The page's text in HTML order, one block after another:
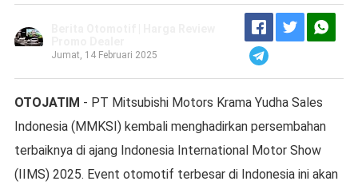
Jumat, 14 Februari 2025
OTOJATIM - PT Mitsubishi Motors Krama Yudha Sales
Indonesia (MMKSI) kembali menghadirkan persembahan
terbaiknya di ajang Indonesia International Motor Show
(IIMS) 2025. Event otomotif terbesar di Indonesia ini akan